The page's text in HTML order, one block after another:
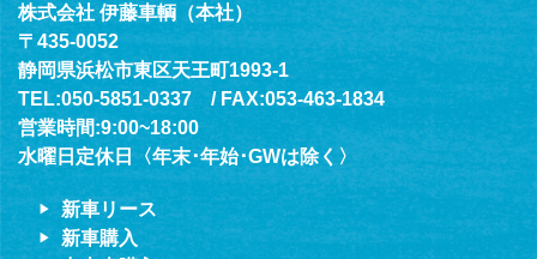
株式会社 伊藤車輌（本社）
〒435-0052
静岡県浜松市東区天王町1993-1
TEL:050-5851-0337 / FAX:053-463-1834
営業時間:9:00~18:00
水曜日定休日〈年末･年始･GWは除く〉
新車リース
新車購入